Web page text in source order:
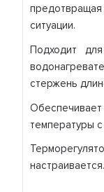
ситуации.
Подходит
стержень
температуры
настраивается.